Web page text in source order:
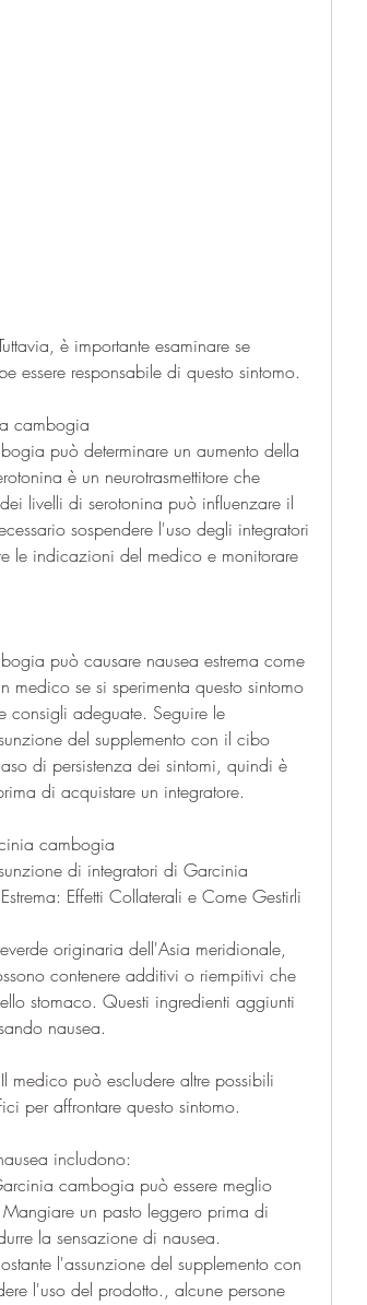
essere responsabile di questo sintomo.
cambogia
può determinare un aumento della
è un neurotrasmettitore che
livelli di serotonina può influenzare il
sospendere l'uso degli integratori
le indicazioni del medico e monitorare
può causare nausea estrema come
medico se si sperimenta questo sintomo
consigli adeguate. Seguire le
del supplemento con il cibo
di persistenza dei sintomi, quindi è
di acquistare un integratore.
cambogia
di integratori di Garcinia
Effetti Collaterali e Come Gestirli
originaria dell'Asia meridionale,
contenere additivi o riempitivi che
stomaco. Questi ingredienti aggiunti
nausea.
medico può escludere altre possibili
per affrontare questo sintomo.
includono:
cambogia può essere meglio
un pasto leggero prima di
la sensazione di nausea.
l'assunzione del supplemento con
l'uso del prodotto., alcune persone